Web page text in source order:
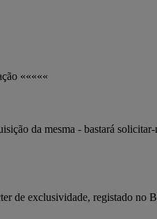
«««««
da mesma - bastará solicitar-
de exclusividade, registado no